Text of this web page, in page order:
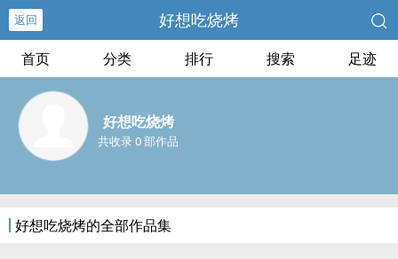
返回 好想吃烧烤
首页 分类 排行 搜索 足迹
好想吃烧烤
共收录 0 部作品
好想吃烧烤的全部作品集